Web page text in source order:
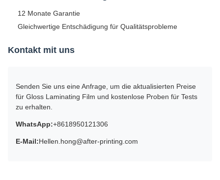
12 Monate Garantie
Gleichwertige Entschädigung für Qualitätsprobleme
Kontakt mit uns
Senden Sie uns eine Anfrage, um die aktualisierten Preise
für Gloss Laminating Film und kostenlose Proben für Tests
zu erhalten.
WhatsApp:+8618950121306
E-Mail:Hellen.hong@after-printing.com